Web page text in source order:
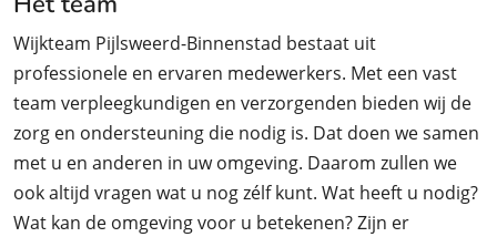
Wijkteam Pijlsweerd-Binnenstad bestaat uit
professionele en ervaren medewerkers. Met een vast
team verpleegkundigen en verzorgenden bieden wij de
zorg en ondersteuning die nodig is. Dat doen we samen
met u en anderen in uw omgeving. Daarom zullen we
ook altijd vragen wat u nog zélf kunt. Wat heeft u nodig?
Wat kan de omgeving voor u betekenen? Zijn er